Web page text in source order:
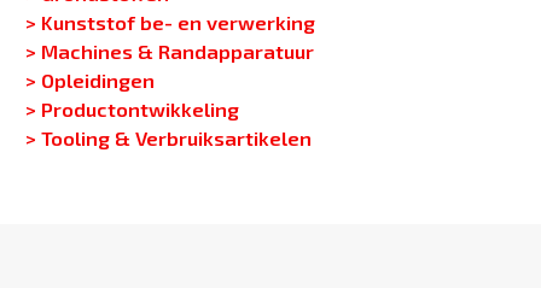
> Kunststof be- en verwerking
> Machines & Randapparatuur
> Opleidingen
> Productontwikkeling
> Tooling & Verbruiksartikelen